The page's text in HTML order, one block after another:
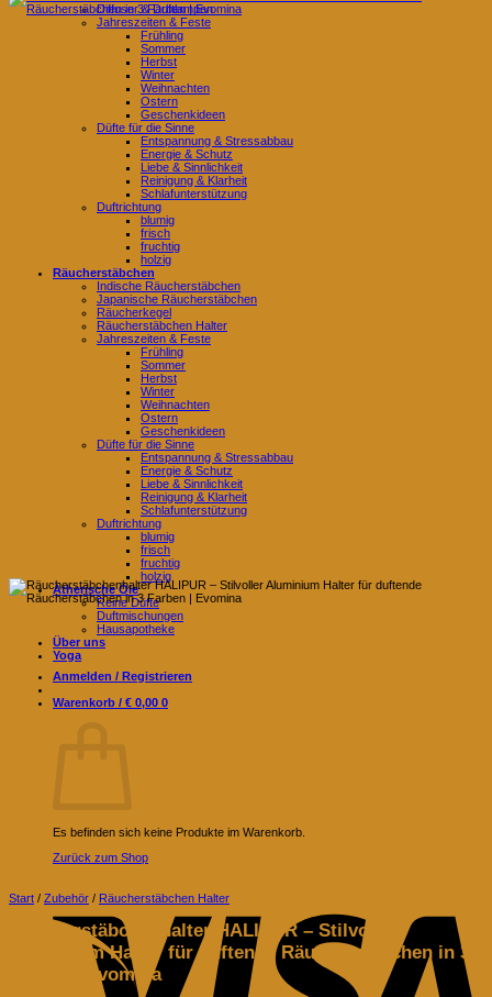
Diffuser & Duftlampen
Jahreszeiten & Feste
Frühling
Sommer
Herbst
Winter
Weihnachten
Ostern
Geschenkideen
Düfte für die Sinne
Entspannung & Stressabbau
Energie & Schutz
Liebe & Sinnlichkeit
Reinigung & Klarheit
Schlafunterstützung
Duftrichtung
blumig
frisch
fruchtig
holzig
Räucherstäbchen
Indische Räucherstäbchen
Japanische Räucherstäbchen
Räucherkegel
Räucherstäbchen Halter
Jahreszeiten & Feste
Frühling
Sommer
Herbst
Winter
Weihnachten
Ostern
Geschenkideen
Düfte für die Sinne
Entspannung & Stressabbau
Energie & Schutz
Liebe & Sinnlichkeit
Reinigung & Klarheit
Schlafunterstützung
Duftrichtung
blumig
frisch
fruchtig
holzig
Ätherische Öle
Reine Düfte
Duftmischungen
Hausapotheke
Über uns
Yoga
Anmelden / Registrieren
Warenkorb / € 0,00 0
Es befinden sich keine Produkte im Warenkorb.
Zurück zum Shop
Start / Zubehör / Räucherstäbchen Halter
Räucherstäbchenhalter HALIPUR – Stilvoller
Aluminium Halter für duftende Räucherstäbchen in 3
Farben | Evomina